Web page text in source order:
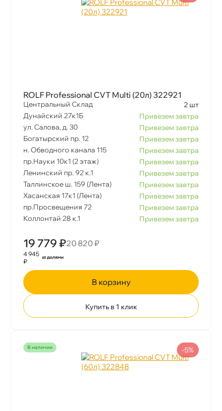
ROLF Professional CVT Multi (20л) 322921
Центральный Склад
2 шт
Дунайский 27к1Б
Привезем завтра
ул. Салова, д. 30
Привезем завтра
Богатырский пр. 12
Привезем завтра
н. Обводного канала 115
Привезем завтра
пр.Науки 10к1 (2 этаж)
Привезем завтра
Ленинский пр. 92 к.1
Привезем завтра
Таллинское ш. 159 (Лента)
Привезем завтра
Хасанская 17к1 (Лента)
Привезем завтра
пр.Просвещения 72
Привезем завтра
Коллонтай 28 к.1
Привезем завтра
19 779 ₽20 820 ₽
4 945
₽
корзину
Купить в 1 клик
наличии -5%